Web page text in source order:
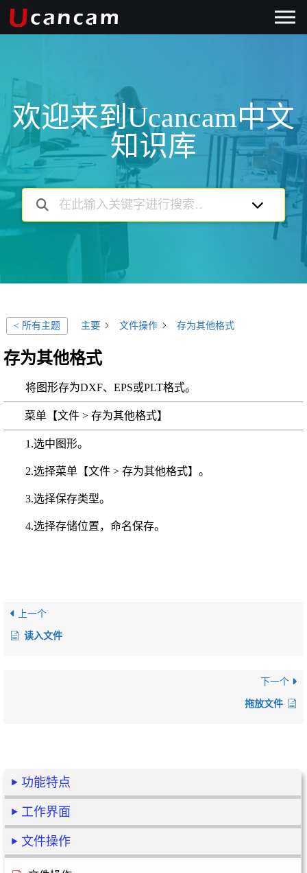
欢迎来到Ucancam中文
知识库
功能特点
工作界面
文件操作
< 所有主题 主要 文件操作 存为其他格式
存为其他格式
将图形存为DXF、 EPS或PLT格式。
菜单【文件 > 存为其他格式】
1.选中图形。
2.选择菜单【文件 > 存为其他格式】。
3.选择保存类型。
4.选择存储位置，命名保存。
上一个
读入文件
下一个
拖放文件